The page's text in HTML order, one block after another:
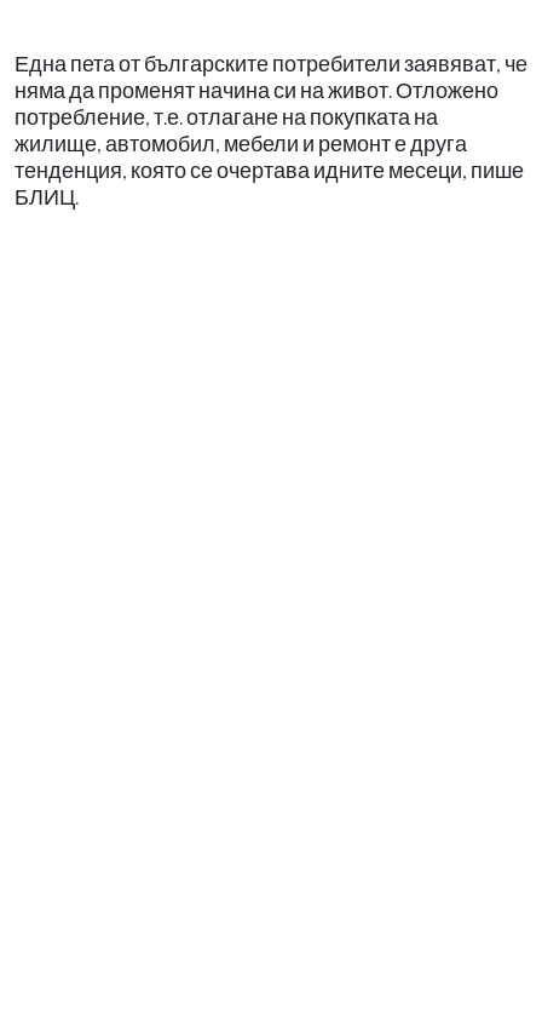
Една пета от българските потребители заявяват, че
няма да променят начина си на живот. Отложено
потребление, т.е. отлагане на покупката на
жилище, автомобил, мебели и ремонт е друга
тенденция, която се очертава идните месеци, пише
БЛИЦ.